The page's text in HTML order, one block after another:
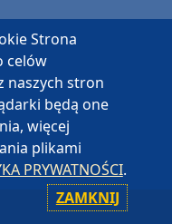
Strona
celów
naszych stron
będą one
więcej
plikami
PRYWATNOŚCI.
ZAMKNIJ